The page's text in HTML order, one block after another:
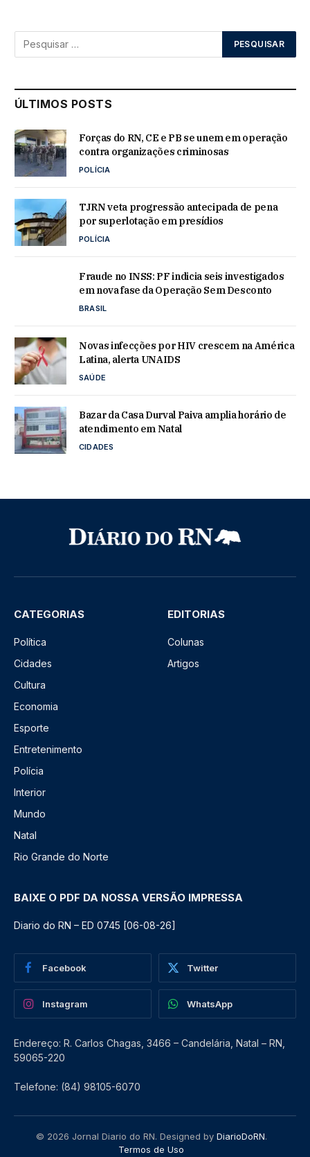
ÚLTIMOS POSTS
Forças do RN, CE e PB se unem em operação
contra organizações criminosas
POLÍCIA
TJRN veta progressão antecipada de pena
por superlotação em presídios
POLÍCIA
Fraude no INSS: PF indicia seis investigados
em nova fase da Operação Sem Desconto
BRASIL
Novas infecções por HIV crescem na América
Latina, alerta UNAIDS
SAÚDE
Bazar da Casa Durval Paiva amplia horário de
atendimento em Natal
CIDADES
CATEGORIAS
Política
Cidades
Cultura
Economia
Esporte
Entretenimento
Polícia
Interior
Mundo
Natal
Rio Grande do Norte
EDITORIAS
Colunas
Artigos
BAIXE O PDF DA NOSSA VERSÃO IMPRESSA
Diario do RN – ED 0745 [06-08-26]
Facebook Twitter
Instagram WhatsApp
Endereço: R. Carlos Chagas, 3466 – Candelária, Natal – RN,
59065-220
Telefone: (84) 98105-6070
© 2026 Jornal Diario do RN. Designed by DiarioDoRN.
Termos de Uso